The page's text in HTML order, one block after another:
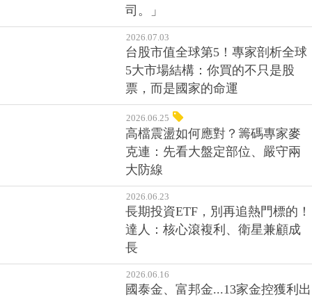
司。」
2026.07.03
台股市值全球第5！專家剖析全球
5大市場結構：你買的不只是股
票，而是國家的命運
2026.06.25
高檔震盪如何應對？籌碼專家麥
克連：先看大盤定部位、嚴守兩
大防線
2026.06.23
長期投資ETF，別再追熱門標的！
達人：核心滾複利、衛星兼顧成
長
2026.06.16
國泰金、富邦金...13家金控獲利出